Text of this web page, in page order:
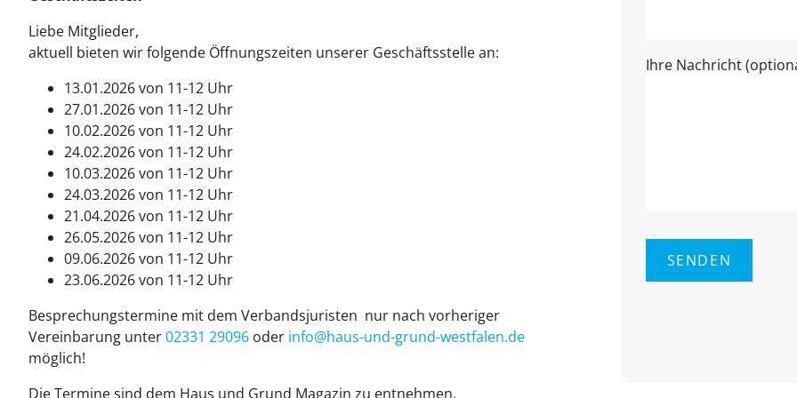
Liebe Mitglieder,
aktuell bieten wir folgende Öffnungszeiten unserer Geschäftsstelle an:
13.01.2026 von 11-12 Uhr
27.01.2026 von 11-12 Uhr
10.02.2026 von 11-12 Uhr
24.02.2026 von 11-12 Uhr
10.03.2026 von 11-12 Uhr
24.03.2026 von 11-12 Uhr
21.04.2026 von 11-12 Uhr
26.05.2026 von 11-12 Uhr
09.06.2026 von 11-12 Uhr
23.06.2026 von 11-12 Uhr
Besprechungstermine mit dem Verbandsjuristen nur nach vorheriger
Vereinbarung unter02331 29096oder info@haus-und-grund-west­fa­len.de
möglich!
Die Termine sind dem Haus und Grund Magazin zu entnehmen.
Ihre Nachricht